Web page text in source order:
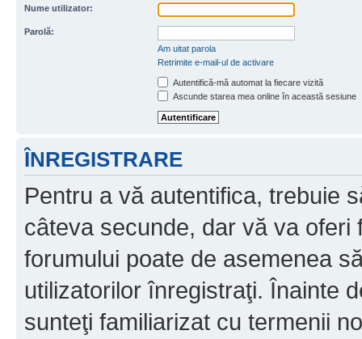
Nume utilizator:
Parolă:
Am uitat parola
Retrimite e-mail-ul de activare
Autentifică-mă automat la fiecare vizită
Ascunde starea mea online în această sesiune
ÎNREGISTRARE
Pentru a vă autentifica, trebuie
câteva secunde, dar vă va oferi
forumului poate de asemenea
utilizatorilor înregistraţi. Înainte
sunteţi familiarizat cu termenii